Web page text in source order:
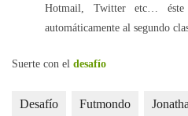
Hotmail, Twitter etc… éste
automáticamente al segundo
Suerte con el desafío
Desafío Futmondo